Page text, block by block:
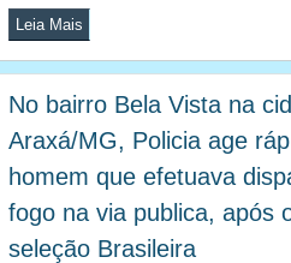
Leia Mais
No bairro Bela Vista na
Araxá/MG, Policia age
homem que efetuava
fogo na via publica, após
seleção Brasileira